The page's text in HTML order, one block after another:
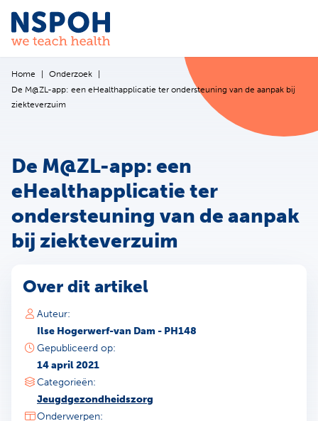
Ga naar de inhoud
Home
Onderzoek
De M@ZL-app: een eHealthapplicatie ter ondersteuning van de aanpak bij
ziekteverzuim
De M@ZL-app: een
eHealthapplicatie ter
ondersteuning van de aanpak
bij ziekteverzuim
Over dit artikel
Auteur:
Ilse Hogerwerf-van Dam - PH148
Gepubliceerd op:
14 april 2021
Categorieën:
Jeugdgezondheidszorg
Onderwerpen: